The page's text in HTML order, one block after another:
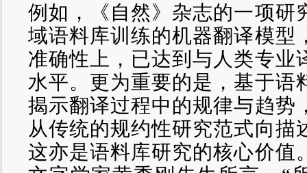
例如，《自然》杂志的一项研
域语料库训练的机器翻译模型
准确性上，已达到与人类专业
水平。更为重要的是，基于语
揭示翻译过程中的规律与趋势
从传统的规约性研究范式向描
这亦是语料库研究的核心价值